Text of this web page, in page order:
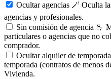
Ocultar agencias 🪄 Oculta
agencias y profesionales.
Sin comisión de agencia 🫰
particulares o agencias que no
comprador.
Ocultar alquiler de
temporada (contratos de menos
Vivienda.